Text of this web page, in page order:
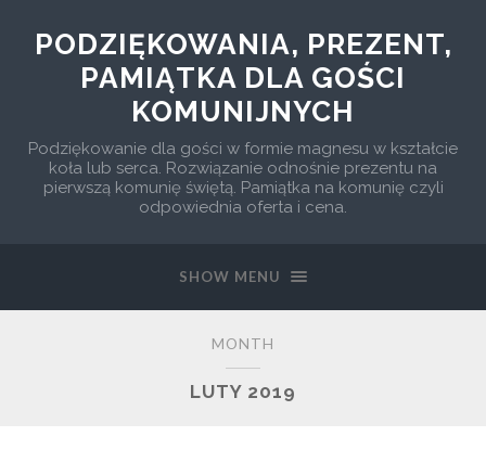
PODZIĘKOWANIA, PREZENT,
PAMIĄTKA DLA GOŚCI
KOMUNIJNYCH
Podziękowanie dla gości w formie magnesu w kształcie
koła lub serca. Rozwiązanie odnośnie prezentu na
pierwszą komunię świętą. Pamiątka na komunię czyli
odpowiednia oferta i cena.
SHOW MENU
MONTH
LUTY 2019